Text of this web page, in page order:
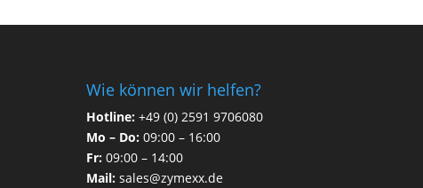
Wie können wir helfen?
Hotline:+49 (0) 2591 9706080
Mo – Do:09:00 – 16:00
Fr:09:00 – 14:00
Mail:sales@zymexx.de